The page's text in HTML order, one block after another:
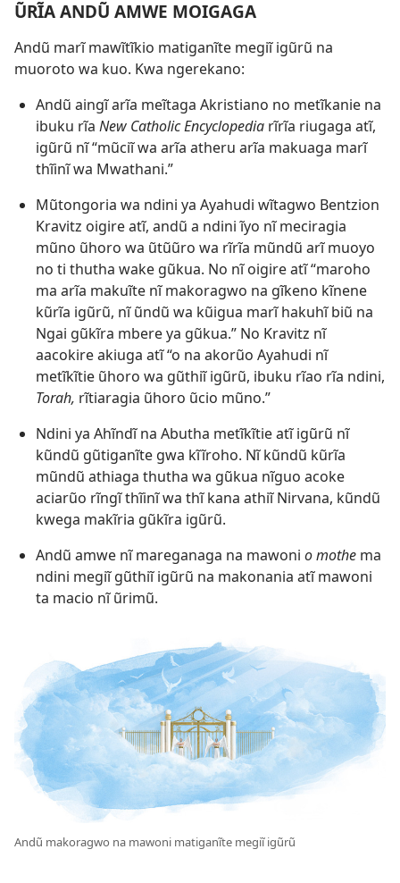
ŨRĨA ANDŨ AMWE MOIGAGA
Andũ marĩ mawĩtĩkio matiganĩte megiĩ igũrũ na
muoroto wa kuo. Kwa ngerekano:
Andũ aingĩ arĩa meĩtaga Akristiano no metĩkanie na
ibuku rĩa New Catholic Encyclopedia rĩrĩa riugaga atĩ,
igũrũ nĩ “mũciĩ wa arĩa atheru arĩa makuaga marĩ
thĩinĩ wa Mwathani.”
Mũtongoria wa ndini ya Ayahudi wĩtagwo Bentzion
Kravitz oigire atĩ, andũ a ndini ĩyo nĩ meciragia
mũno ũhoro wa ũtũũro wa rĩrĩa mũndũ arĩ muoyo
no ti thutha wake gũkua. No nĩ oigire atĩ “maroho
ma arĩa makuĩte nĩ makoragwo na gĩkeno kĩnene
kũrĩa igũrũ, nĩ ũndũ wa kũigua marĩ hakuhĩ biũ na
Ngai gũkĩra mbere ya gũkua.” No Kravitz nĩ
aacokire akiuga atĩ “o na akorũo Ayahudi nĩ
metĩkĩtie ũhoro wa gũthiĩ igũrũ, ibuku rĩao rĩa ndini,
Torah, rĩtiaragia ũhoro ũcio mũno.”
Ndini ya Ahĩndĩ na Abutha metĩkĩtie atĩ igũrũ nĩ
kũndũ gũtiganĩte gwa kĩĩroho. Nĩ kũndũ kũrĩa
mũndũ athiaga thutha wa gũkua nĩguo acoke
aciarũo rĩngĩ thĩinĩ wa thĩ kana athiĩ Nirvana, kũndũ
kwega makĩria gũkĩra igũrũ.
Andũ amwe nĩ mareganaga na mawoni o mothe ma
ndini megiĩ gũthiĩ igũrũ na makonania atĩ mawoni
ta macio nĩ ũrimũ.
Andũ makoragwo na mawoni matiganĩte megiĩ igũrũ